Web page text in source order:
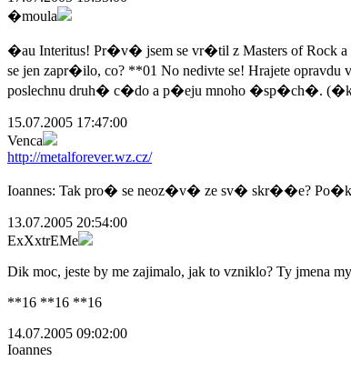
�moula
�au Interitus! Pr�v� jsem se vr�til z Masters of
se jen zapr�ilo, co? **01 No nedivte se! Hrajete
poslechnu druh� c�do a p�eju mnoho �sp�ch�.
15.07.2005 17:47:00
Venca
http://metalforever.wz.cz/
Ioannes: Tak pro� se neoz�v� ze sv� skr��e?
13.07.2005 20:54:00
ExXxtrEMe
Dik moc, jeste by me zajimalo, jak to vzniklo? Ty jmena
**16 **16 **16
14.07.2005 09:02:00
Ioannes